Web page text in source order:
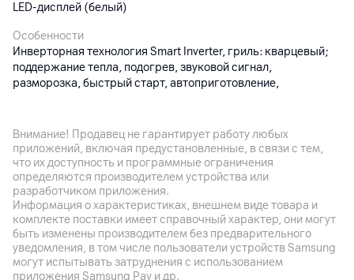
LED-дисплей (белый)
Особенности
Инверторная технология Smart Inverter, гриль: кварцевый;
поддержание тепла, подогрев, звуковой сигнал,
разморозка, быстрый старт, автоприготовление,
внутреннее покрытие камеры: антибактериальное
легкоочищаемое покрытие EasyClean, эмаль
Габариты
476 x 272 x 379 мм; рабочая камера: 322 x 228 x 334 мм,
размеры вращающегося столика: 292 мм; 9.48 кг
Другие характеристики
Внимание! Продавец не гарантирует работу любых
приложений, включая предустановленные, в связи с тем,
что их доступность и программные ограничения
определяются производителем устройства или
разработчиком приложения.
Информация о характеристиках, внешнем виде товара и
комплекте поставки имеет справочный характер, они могут
быть изменены производителем без предварительного
уведомления, в том числе пользователи устройств Samsung
могут испытывать затруднения с использованием
приложения Samsung Pay и др.